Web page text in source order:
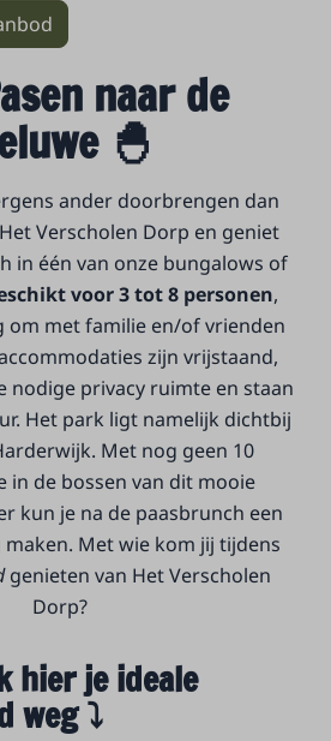
naar de
🐣
ander doorbrengen dan
Verscholen Dorp en geniet
in één van onze bungalows of
voor 3 tot 8 personen,
om met familie en/of vrienden
zijn vrijstaand,
nodige privacy ruimte en staan
Het park ligt namelijk dichtbij
Met nog geen 10
in de bossen van dit mooie
kun je na de paasbrunch een
Met wie kom jij tijdens
genieten van Het Verscholen
Dorp?
hier je ideale
weg ⤵